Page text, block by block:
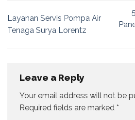
Layanan Servis Pompa Air
Tenaga Surya Lorentz
Leave a Reply
Your email address will not be
Required fields are marked *